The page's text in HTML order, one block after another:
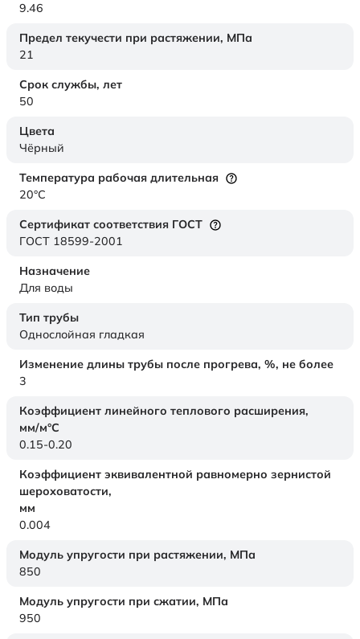
9.46
Предел текучести при растяжении, МПа
21
Срок службы, лет
50
Цвета
Чёрный
Температура рабочая длительная
20°C
Сертификат соответствия ГОСТ
ГОСТ 18599-2001
Назначение
Для воды
Тип трубы
Однослойная гладкая
Изменение длины трубы после прогрева, %, не более
3
Коэффициент линейного теплового расширения,
мм/м°С
0.15-0.20
Коэффициент эквивалентной равномерно зернистой
шероховатости,
мм
0.004
Модуль упругости при растяжении, МПа
850
Модуль упругости при сжатии, МПа
950